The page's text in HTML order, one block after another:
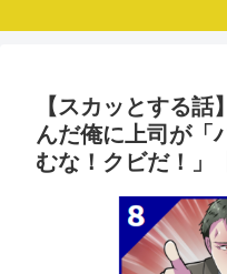
【スカッとする
んだ俺に上司が「
むな！クビだ！」